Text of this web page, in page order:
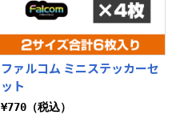
ファルコム ミニステッカーセ
ット
¥770（税込）